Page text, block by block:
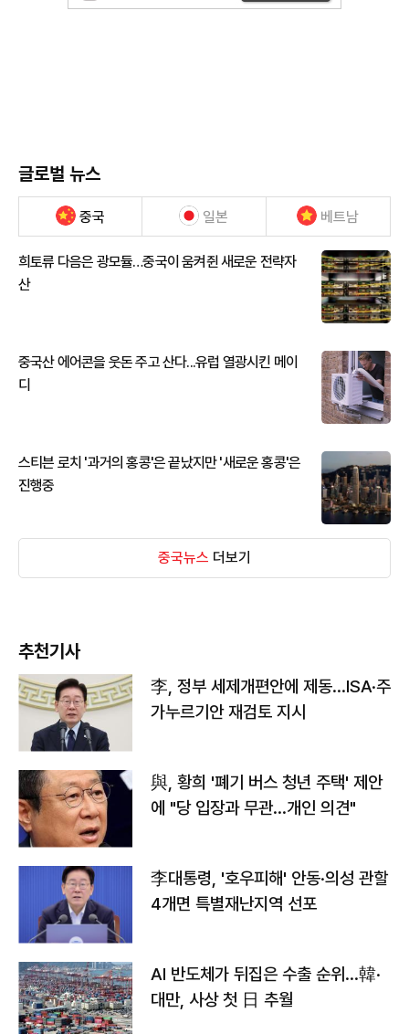
글로벌 뉴스
중국 일본 베트남
희토류 다음은 광모듈…중국이 움켜쥔 새로운 전략자
산
중국산 에어콘을 웃돈 주고 산다...유럽 열광시킨 메이
디
스티븐 로치 '과거의 홍콩'은 끝났지만 '새로운 홍콩'은
진행중
중국뉴스 더보기
추천기사
李, 정부 세제개편안에 제동…ISA·주
가누르기안 재검토 지시
與, 황희 '폐기 버스 청년 주택' 제안
에 "당 입장과 무관…개인 의견"
李대통령, '호우피해' 안동·의성 관할
4개면 특별재난지역 선포
AI 반도체가 뒤집은 수출 순위…韓·
대만, 사상 첫 日 추월